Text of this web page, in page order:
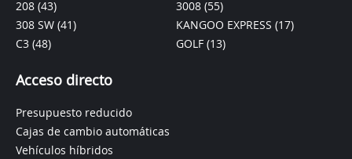
208 (43)
308 SW (41)
C3 (48)
3008 (55)
KANGOO EXPRESS (17)
GOLF (13)
Acceso directo
Presupuesto reducido
Cajas de cambio automáticas
Vehículos híbridos